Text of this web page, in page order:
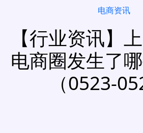
电商资讯
【行业资讯】
电商圈发生了
（0523-